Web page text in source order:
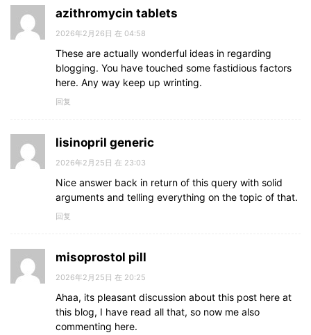
azithromycin tablets
2026年2月26日 在 04:58
These are actually wonderful ideas in regarding
blogging. You have touched some fastidious factors
here. Any way keep up wrinting.
回复
lisinopril generic
2026年2月25日 在 23:03
Nice answer back in return of this query with solid
arguments and telling everything on the topic of that.
回复
misoprostol pill
2026年2月25日 在 20:25
Ahaa, its pleasant discussion about this post here at
this blog, I have read all that, so now me also
commenting here.